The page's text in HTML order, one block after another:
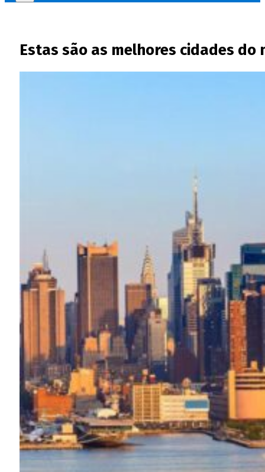
Estas são as melhores cidades